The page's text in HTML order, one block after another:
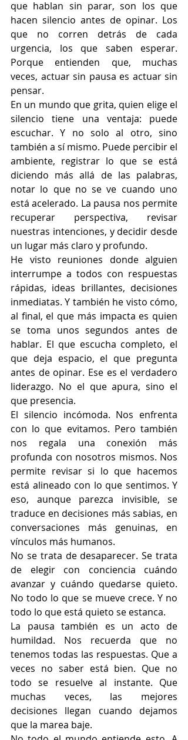
que hablan sin parar, son los que
hacen silencio antes de opinar. Los
que no corren detrás de cada
urgencia, los que saben esperar.
Porque entienden que, muchas
veces, actuar sin pausa es actuar sin
pensar.
En un mundo que grita, quien elige el
silencio tiene una ventaja: puede
escuchar. Y no solo al otro, sino
también a sí mismo. Puede percibir el
ambiente, registrar lo que se está
diciendo más allá de las palabras,
notar lo que no se ve cuando uno
está acelerado. La pausa nos permite
recuperar perspectiva, revisar
nuestras intenciones, y decidir desde
un lugar más claro y profundo.
He visto reuniones donde alguien
interrumpe a todos con respuestas
rápidas, ideas brillantes, decisiones
inmediatas. Y también he visto cómo,
al final, el que más impacta es quien
se toma unos segundos antes de
hablar. El que escucha completo, el
que deja espacio, el que pregunta
antes de opinar. Ese es el verdadero
liderazgo. No el que apura, sino el
que presencia.
El silencio incómoda. Nos enfrenta
con lo que evitamos. Pero también
nos regala una conexión más
profunda con nosotros mismos. Nos
permite revisar si lo que hacemos
está alineado con lo que sentimos. Y
eso, aunque parezca invisible, se
traduce en decisiones más sabias, en
conversaciones más genuinas, en
vínculos más humanos.
No se trata de desaparecer. Se trata
de elegir con conciencia cuándo
avanzar y cuándo quedarse quieto.
No todo lo que se mueve crece. Y no
todo lo que está quieto se estanca.
La pausa también es un acto de
humildad. Nos recuerda que no
tenemos todas las respuestas. Que a
veces no saber está bien. Que no
todo se resuelve al instante. Que
muchas veces, las mejores
decisiones llegan cuando dejamos
que la marea baje.